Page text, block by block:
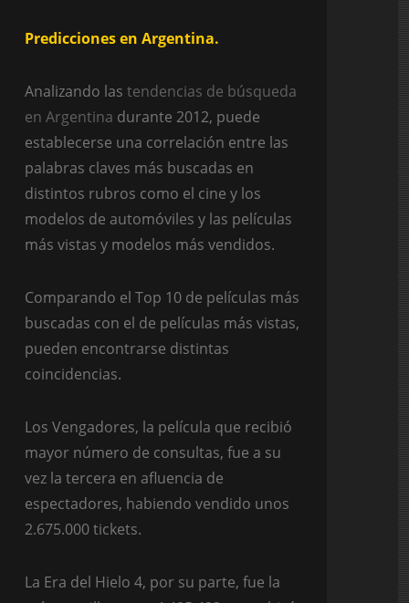
Predicciones en Argentina.
Analizando las tendencias de búsqueda
en Argentina durante 2012, puede
establecerse una correlación entre las
palabras claves más buscadas en
distintos rubros como el cine y los
modelos de automóviles y las películas
más vistas y modelos más vendidos.
Comparando el Top 10 de películas más
buscadas con el de películas más vistas,
pueden encontrarse distintas
coincidencias.
Los Vengadores, la película que recibió
mayor número de consultas, fue a su
vez la tercera en afluencia de
espectadores, habiendo vendido unos
2.675.000 tickets.
La Era del Hielo 4, por su parte, fue la